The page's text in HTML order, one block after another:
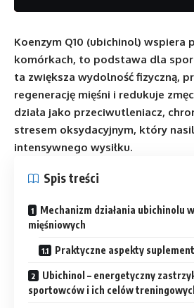
Koenzym Q10 (ubichinol) wspiera
komórkach, to podstawa dla
ta zwiększa wydolność fizyczną,
regenerację mięśni i redukuje
działa jako przeciwutleniacz,
stresem oksydacyjnym, który
intensywnego wysiłku.
Spis treści
Mechanizm działania ubichinolu
mięśniowych
Praktyczne aspekty
Ubichinol – energetyczny
sportowców i ich celów